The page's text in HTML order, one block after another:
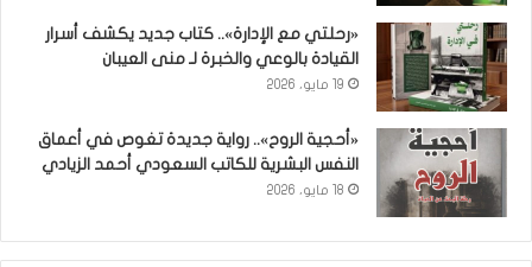
«رحلتي مع الإدارة».. كتاب جديد يكشف أسرار
القيادة بالوعي والخبرة لـ منى العيبان
19 مايو، 2026
«أحجية الروح».. رواية جديدة تغوص في أعماق
النفس البشرية للكاتب السعودي أحمد الزيادي
18 مايو، 2026